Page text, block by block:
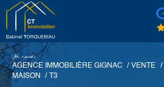
Vore recece
AGENCE IMMOBILIÈRE GIGNAC
VENTE
MAISON
T3